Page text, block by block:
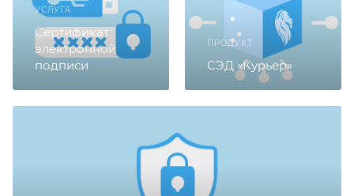
УСЛУГА
Сертификат
электронной
подписи
ПРОДУКТ
СЭД «Курьер»